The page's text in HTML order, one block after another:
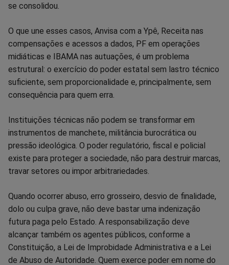
se consolidou.
O que une esses casos, Anvisa com a Ypê, Receita nas
compensações e acessos a dados, PF em operações
midiáticas e IBAMA nas autuações, é um problema
estrutural: o exercício do poder estatal sem lastro técnico
suficiente, sem proporcionalidade e, principalmente, sem
consequência para quem erra.
Instituições técnicas não podem se transformar em
instrumentos de manchete, militância burocrática ou
pressão ideológica. O poder regulatório, fiscal e policial
existe para proteger a sociedade, não para destruir marcas,
travar setores ou impor arbitrariedades.
Quando ocorrer abuso, erro grosseiro, desvio de finalidade,
dolo ou culpa grave, não deve bastar uma indenização
futura paga pelo Estado. A responsabilização deve
alcançar também os agentes públicos, conforme a
Constituição, a Lei de Improbidade Administrativa e a Lei
de Abuso de Autoridade. Quem exerce poder em nome do